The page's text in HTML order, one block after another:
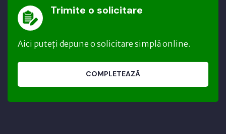
Trimite o solicitare
Aici puteți depune o solicitare simplă online.
COMPLETEAZĂ